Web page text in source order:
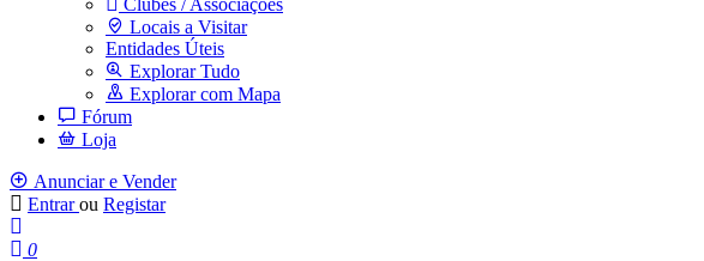
Clubes / Associações
Locais a Visitar
Entidades Úteis
Explorar Tudo
Explorar com Mapa
Fórum
Loja
Anunciar e Vender
Entrarou Registar
0